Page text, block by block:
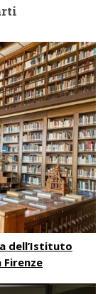
dell’Istituto
Firenze